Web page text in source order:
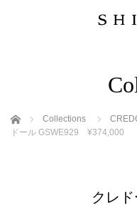
ホーム Collections
ドール GSWE929 ¥374,000
クレド